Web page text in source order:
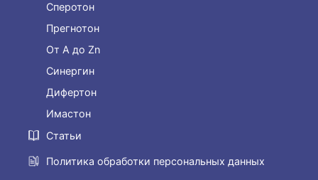
Сперотон
Прегнотон
От А до Zn
Синергин
Дифертон
Имастон
Статьи
Политика обработки персональных данных